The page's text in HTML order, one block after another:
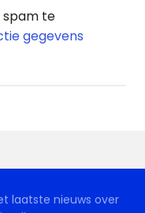
spam te
gegevens
laatste nieuws over